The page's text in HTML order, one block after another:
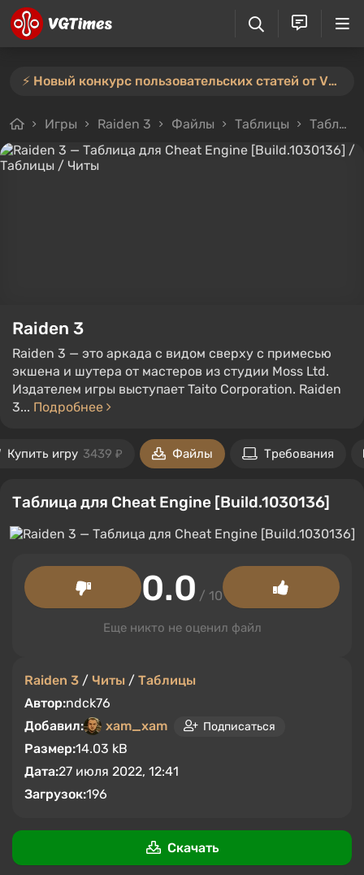
⚡️ Новый конкурс пользовательских статей от VGTimes — участвуйте тут ⚡️
Игры Raiden 3 Файлы Таблицы Таблица для Cheat Engine [Build.1030136]
Raiden 3
Raiden 3 — это аркада с видом сверху с примесью
экшена и шутера от мастеров из студии Moss Ltd.
Издателем игры выступает Taito Corporation. Raiden
3... Подробнее
Купить игру 3439 ₽ Файлы Требования
Таблица для Cheat Engine [Build.1030136]
Raiden 3 / Читы / Таблицы
Автор:ndck76
Добавил:
xam_xam Подписаться
Размер:14.03 kB
Дата:27 июля 2022, 12:41
Загрузок:196
0.0 / 10
Еще никто не оценил файл
Скачать